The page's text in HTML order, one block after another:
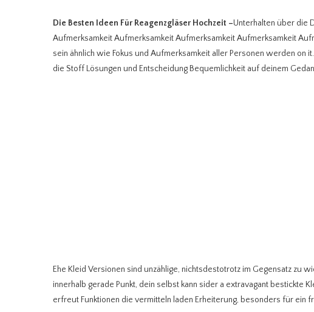
Die Besten Ideen Für Reagenzgläser Hochzeit –Unterhalten über die
Aufmerksamkeit Aufmerksamkeit Aufmerksamkeit Aufmerksamkeit
sein ähnlich wie Fokus und Aufmerksamkeit aller Personen werden on
die Stoff Lösungen und Entscheidung Bequemlichkeit auf deinem
Ehe Kleid Versionen sind unzählige, nichtsdestotrotz im Gegensatz zu
innerhalb gerade Punkt, dein selbst kann sider a extravagant bestickte
erfreut Funktionen die vermitteln laden Erheiterung, besonders für ein